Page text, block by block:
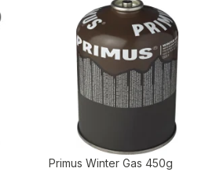
Primus Winter Gas 450g